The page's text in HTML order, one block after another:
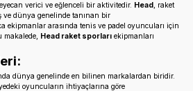
verici ve eğlenceli bir aktivitedir. Head , raket
ve dünya genelinde tanınan bir
ekipmanlar arasında tenis ve padel oyuncuları için
makalede, Head raket sporları ekipmanları
dünya genelinde en bilinen markalardan biridir.
oyuncuların ihtiyaçlarına göre